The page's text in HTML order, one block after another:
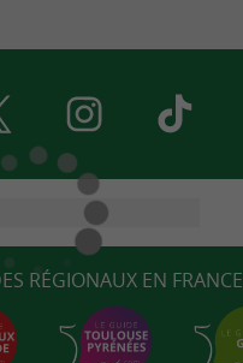
RÉGIONAUX EN FRANCE